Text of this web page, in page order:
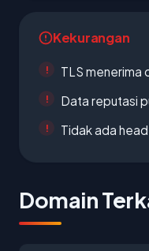
Kekurangan
TLS menerima
Data reputasi
Tidak ada
Domain